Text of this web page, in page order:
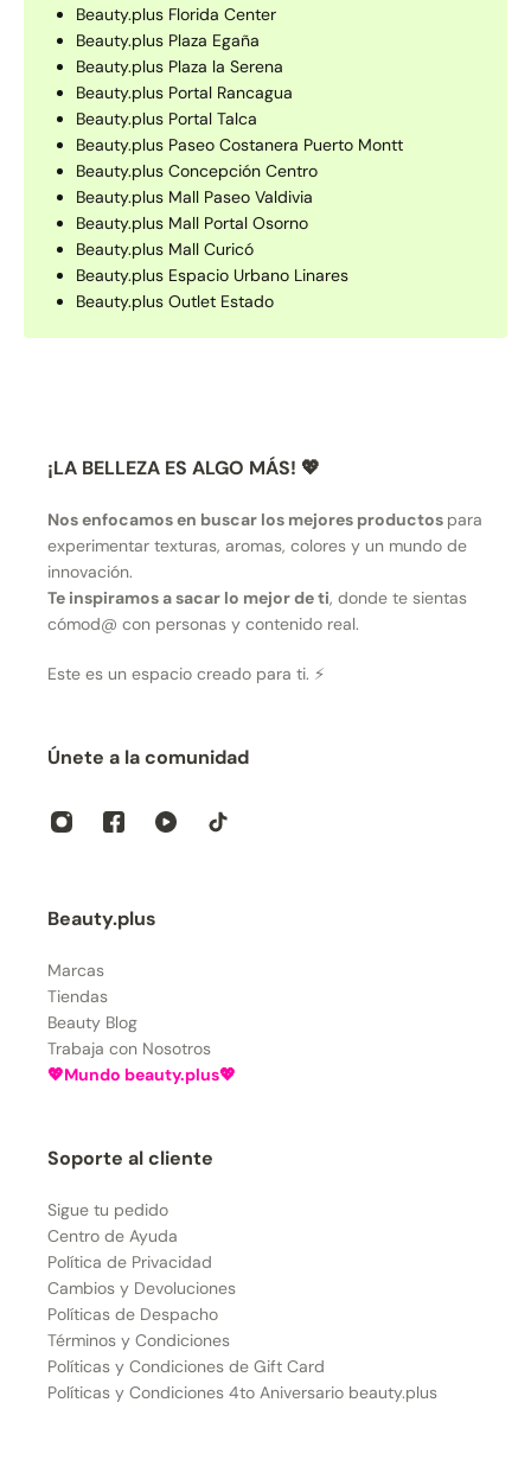
Beauty.plus Florida Center
Beauty.plus Plaza Egaña
Beauty.plus Plaza la Serena
Beauty.plus Portal Rancagua
Beauty.plus Portal Talca
Beauty.plus Paseo Costanera Puerto Montt
Beauty.plus Concepción Centro
Beauty.plus Mall Paseo Valdivia
Beauty.plus Mall Portal Osorno
Beauty.plus Mall Curicó
Beauty.plus Espacio Urbano Linares
Beauty.plus Outlet Estado
¡LA BELLEZA ES ALGO MÁS! 💖
Nos enfocamos en buscar los mejores productos para
experimentar texturas, aromas, colores y un mundo de
innovación.
Te inspiramos a sacar lo mejor de ti, donde te sientas
cómod@ con personas y contenido real.
Este es un espacio creado para ti. ⚡
Únete a la comunidad
Beauty.plus
Marcas
Tiendas
Beauty Blog
Trabaja con Nosotros
💖Mundo beauty.plus💖
Soporte al cliente
Sigue tu pedido
Centro de Ayuda
Política de Privacidad
Cambios y Devoluciones
Políticas de Despacho
Términos y Condiciones
Políticas y Condiciones de Gift Card
Políticas y Condiciones 4to Aniversario beauty.plus